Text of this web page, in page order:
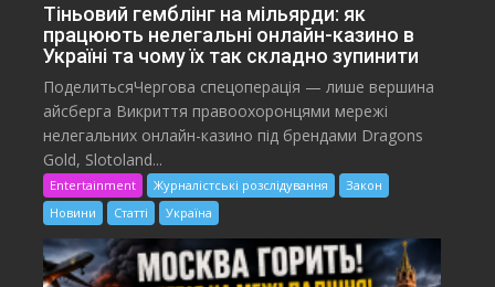
Тіньовий гемблінг на мільярди: як
працюють нелегальні онлайн-казино в
Україні та чому їх так складно зупинити
ПоделитьсяЧергова спецоперація — лише вершина
айсберга Викриття правоохоронцями мережі
нелегальних онлайн-казино під брендами Dragons
Gold, Slotoland...
Entertainment Журналістські розслідування
Закон
Новини
Статті Україна